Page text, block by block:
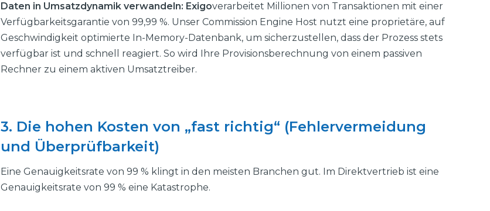
Daten in Umsatzdynamik verwandeln: Exigoverarbeitet Millionen von Transaktionen mit einer
Verfügbarkeitsgarantie von 99,99 %. Unser Commission Engine Host nutzt eine proprietäre, auf
Geschwindigkeit optimierte In-Memory-Datenbank, um sicherzustellen, dass der Prozess stets
verfügbar ist und schnell reagiert. So wird Ihre Provisionsberechnung von einem passiven
Rechner zu einem aktiven Umsatztreiber.
3. Die hohen Kosten von „fast richtig“ (Fehlervermeidung
und Überprüfbarkeit)
Eine Genauigkeitsrate von 99 % klingt in den meisten Branchen gut. Im Direktvertrieb ist eine
Genauigkeitsrate von 99 % eine Katastrophe.